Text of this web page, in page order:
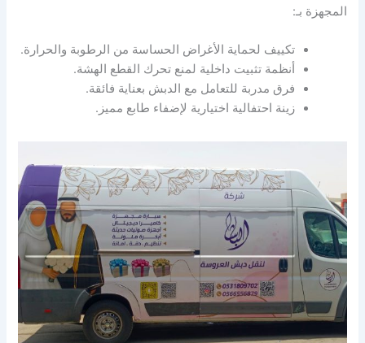
المجهزة بـ:
تكييف لحماية الأغراض الحساسة من الرطوبة والحرارة.
أنظمة تثبيت داخلية لمنع تحرك القطع الهشة.
فرق مدربة للتعامل مع الدبش بعناية فائقة.
زينة احتفالية اختيارية لإضفاء طابع مميز.